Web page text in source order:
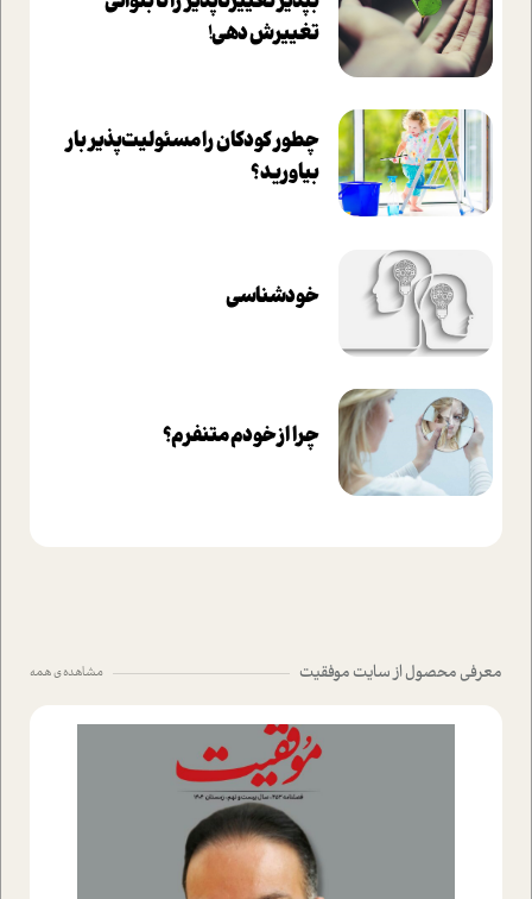
تغييرش دهي!‏
چطور کودکان را مسئولیت‌پذیر بار
بیاورید؟
خودشناسی
چرا از خودم متنفرم؟
معرفی محصول از سایت موفقیت مشاهده ی همه